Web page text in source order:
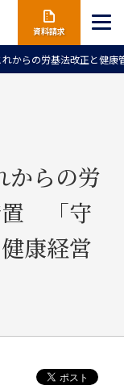
資料請求
れからの労基法改正と健
からの労
置 「守
康経営